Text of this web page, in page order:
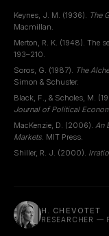
Keynes, J. M. (1936). The
Macmillan.
Merton, R. K. (1948). The
193–210.
Soros, G. (1987). The
Simon & Schuster.
Black, F., & Scholes, M.
Journal of Political
MacKenzie, D. (2006). An
Markets. MIT Press.
Shiller, R. J. (2000).
H. CHEVOTET
RESEARCHER —